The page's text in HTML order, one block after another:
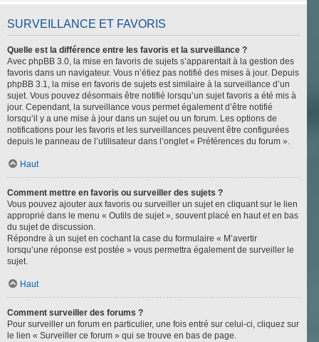
SURVEILLANCE ET FAVORIS
Quelle est la différence entre les favoris et la surveillance ?
Avec phpBB 3.0, la mise en favoris de sujets s’apparentait à la gestion des
favoris dans un navigateur. Vous n’étiez pas notifié des mises à jour. Depuis
phpBB 3.1, la mise en favoris de sujets est similaire à la surveillance d’un
sujet. Vous pouvez désormais être notifié lorsqu’un sujet favoris a été mis à
jour. Cependant, la surveillance vous permet également d’être notifié
lorsqu’il y a une mise à jour dans un sujet ou un forum. Les options de
notifications pour les favoris et les surveillances peuvent être configurées
depuis le panneau de l’utilisateur dans l’onglet « Préférences du forum ».
Haut
Comment mettre en favoris ou surveiller des sujets ?
Vous pouvez ajouter aux favoris ou surveiller un sujet en cliquant sur le lien
approprié dans le menu « Outils de sujet », souvent placé en haut et en bas
du sujet de discussion.
Répondre à un sujet en cochant la case du formulaire « M’avertir
lorsqu’une réponse est postée » vous permettra également de surveiller le
sujet.
Haut
Comment surveiller des forums ?
Pour surveiller un forum en particulier, une fois entré sur celui-ci, cliquez sur
le lien « Surveiller ce forum » qui se trouve en bas de page.